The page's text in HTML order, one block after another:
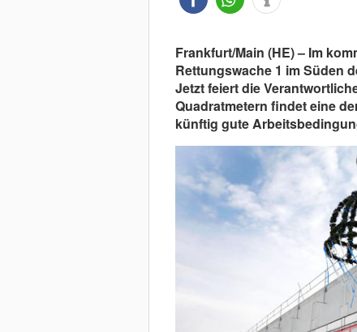
Frankfurt/Main (HE) – Im
Rettungswache 1 im Süden
Jetzt feiert die
Quadratmetern findet eine
künftig gute